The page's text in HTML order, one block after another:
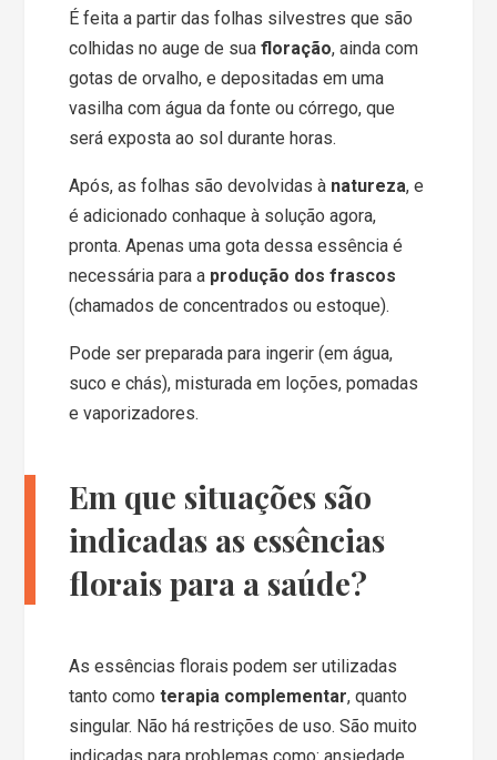
É feita a partir das folhas silvestres que são
colhidas no auge de suafloração, ainda com
gotas de orvalho, e depositadas em uma
vasilha com água da fonte ou córrego, que
será exposta ao sol durante horas.
Após, as folhas são devolvidas à natureza, e
é adicionado conhaque à solução agora,
pronta. Apenas uma gota dessa essência é
necessária para a produção dos frascos
(chamados de concentrados ou estoque).
Pode ser preparada para ingerir (em água,
suco e chás), misturada em loções, pomadas
e vaporizadores.
Em que situações são
indicadas as essências
florais para a saúde?
As essências florais podem ser utilizadas
tanto comoterapia complementar, quanto
singular. Não há restrições de uso. São muito